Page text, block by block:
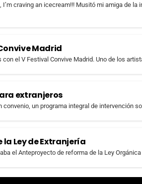
craving an icecream!!! Musitó mi amiga de la
Madrid
el V Festival Convive Madrid. Uno de los
extranjeros
un programa integral de intervención
Ley de Extranjería
el Anteproyecto de reforma de la Ley